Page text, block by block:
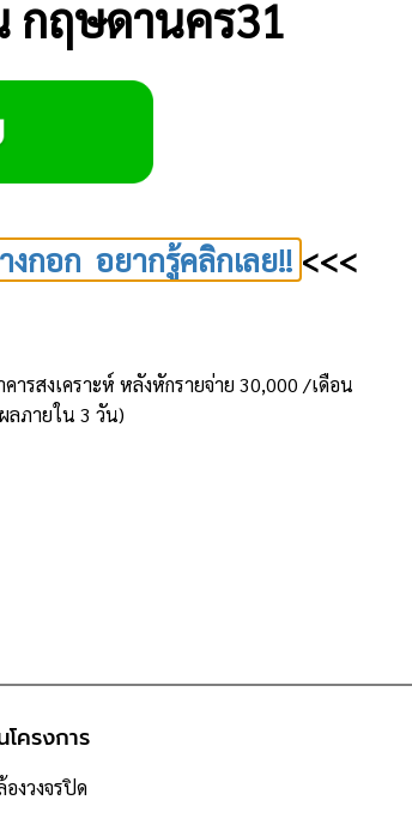
กฤษดานคร31
งกอก อยากรู้คลิกเลย!! <<<
รสงเคราะห์ หลังหักรายจ่าย 30,000 /เดือน
ลภายใน 3 วัน)
โครงการ
องวงจรปิด